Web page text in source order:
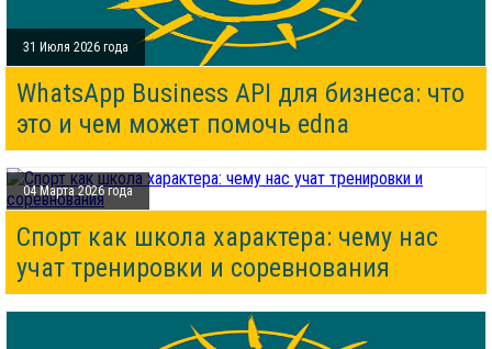
31 Июля 2026 года
WhatsApp Business API для бизнеса: что
это и чем может помочь edna
04 Марта 2026 года
Спорт как школа характера: чему нас
учат тренировки и соревнования